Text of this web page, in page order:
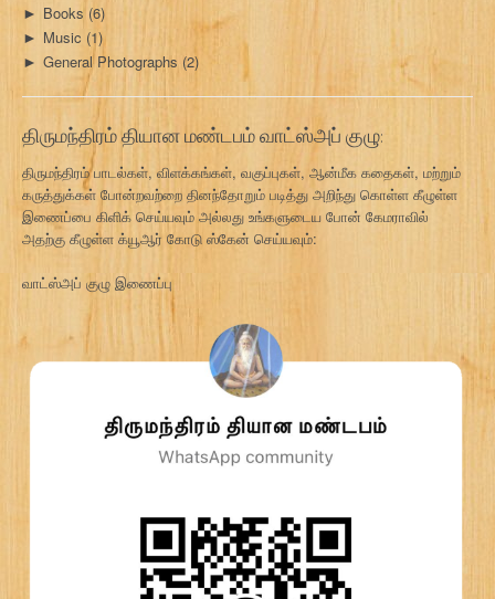
► Books (6)
► Music (1)
► General Photographs (2)
திருமந்திரம் தியான மண்டபம் வாட்ஸ்அப் குழு:
திருமந்திரம் பாடல்கள், விளக்கங்கள், வகுப்புகள், ஆன்மீக கதைகள், மற்றும்
கருத்துக்கள் போன்றவற்றை தினந்தோறும் படித்து அறிந்து கொள்ள கீழுள்ள
இணைப்பை கிளிக் செய்யவும் அல்லது உங்களுடைய போன் கேமராவில்
அதற்கு கீழுள்ள க்யூஆர் கோடு ஸ்கேன் செய்யவும்:
வாட்ஸ்அப் குழு இணைப்பு